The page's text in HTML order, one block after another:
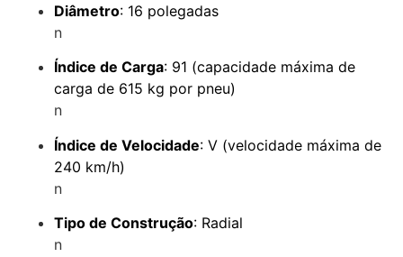
Diâmetro: 16 polegadas
n
Índice de Carga: 91 (capacidade máxima de
carga de 615 kg por pneu)
n
Índice de Velocidade: V (velocidade máxima de
240 km/h)
n
Tipo de Construção: Radial
n